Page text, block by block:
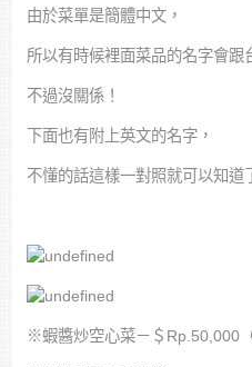
由於菜單是簡體中文，
所以有時候裡面菜品的名字會跟
不過沒關係！
下面也有附上英文的名字，
不懂的話這樣一對照就可以知道
※蝦醬炒空心菜－＄Rp.50,000